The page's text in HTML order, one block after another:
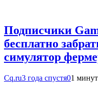
Подписчики
бесплатно
симулятор
Cq.ru3 года спустя01